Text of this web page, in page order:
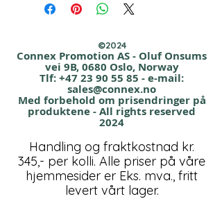
Størrelse: 700ml/22cm h
Perfekt ledsager på trening, på
kontoret,
i flaskeholderen på sykkelen.
Transparente
farger + hvit og sort flaske i solide
✅ BPA Free, Næringsmiddelegnet.
Priseksempel inkl 1 farge logotrykk Pr.
©2024
Connex Promotion AS - Oluf Onsums
vei 9B, 0680 Oslo, Norway
Tlf:+47 23 90 55 85 - e-mail:
sales@connex.no
Med forbehold om prisendringer på
produktene - All rights reserved
2024
Handling og fraktkostnad kr.
345,- per kolli. Alle priser på våre
hjemmesider er Eks. mva., fritt
levert vårt lager.